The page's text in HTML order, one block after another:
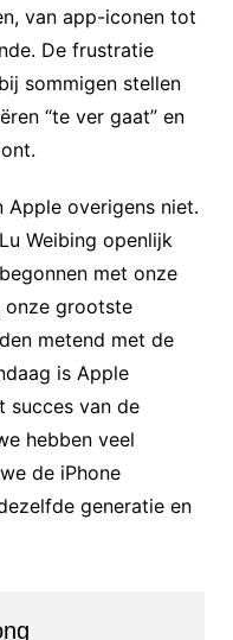
van app-iconen tot
De frustratie
sommigen stellen
“te ver gaat” en
overigens niet.
Weibing openlijk
met onze
onze grootste
metend met de
is Apple
succes van de
hebben veel
de iPhone
generatie en